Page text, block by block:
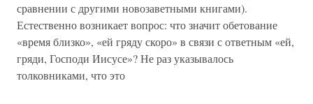
сравнении с другими новозаветными книгами).
Естественно возникает вопрос: что значит обетование
«время близко», «ей гряду скоро» в связи с ответным «ей,
гряди, Господи Иисусе»? Не раз указывалось
толковниками, что это